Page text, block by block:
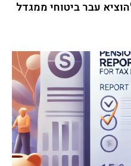
עבר ביטוחי ממגדל